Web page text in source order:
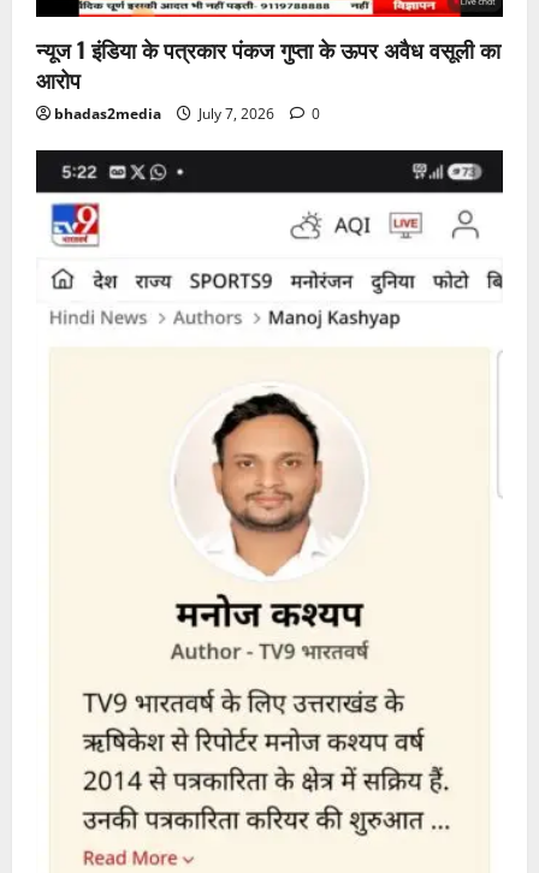
न्यूज 1 इंडिया के पत्रकार पंकज गुप्ता के ऊपर अवैध वसूली का
आरोप
bhadas2media July 7, 2026 0